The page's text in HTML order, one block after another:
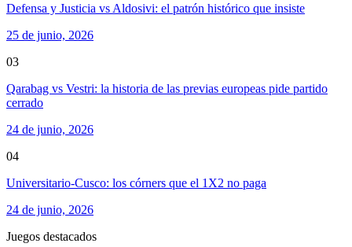
Defensa y Justicia vs Aldosivi: el patrón histórico que insiste
25 de junio, 2026
03
Qarabag vs Vestri: la historia de las previas europeas pide partido
cerrado
24 de junio, 2026
04
Universitario-Cusco: los córners que el 1X2 no paga
24 de junio, 2026
Juegos destacados